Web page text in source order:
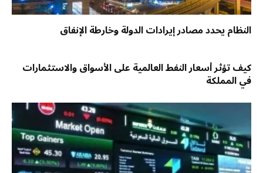
النظام يحدد مصادر إيرادات الدولة وخارطة الإنفاق
كيف تؤثر أسعار النفط العالمية على الأسواق والاستثمارات
في المملكة